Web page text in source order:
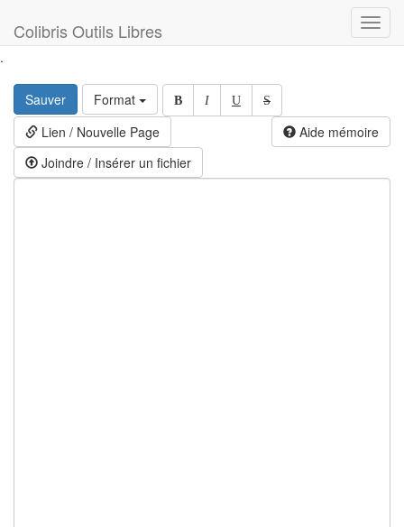
Colibris Outils Libres
.
Sauver Format B I U S
Lien / Nouvelle Page
Aide mémoire
Joindre / Insérer un fichier